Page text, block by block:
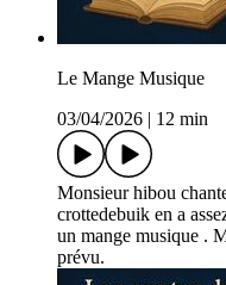
Le Mange Musique
03/04/2026
12 min
Monsieur hibou
crottedebuik en a
un mange musique .
prévu.